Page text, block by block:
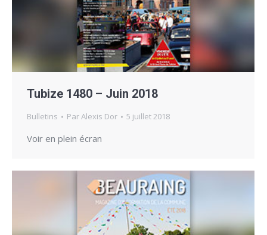
Tubize 1480 – Juin 2018
Bulletins ParAlexis Dor 5 juillet 2018
Voir en plein écran